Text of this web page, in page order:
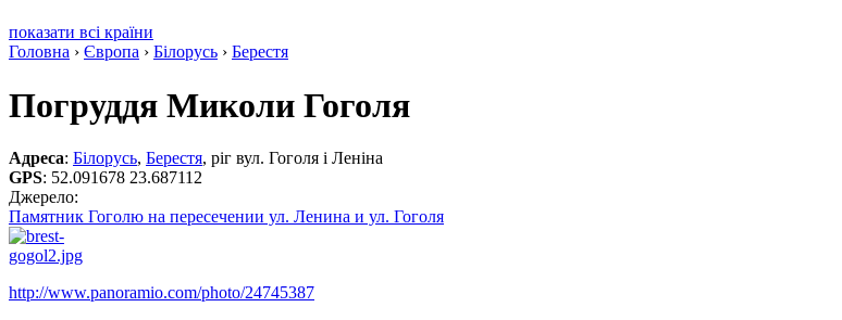
показати всі країни
Головна › Європа › Білорусь › Берестя
Погруддя Миколи Гоголя
Адреса: Білорусь, Берестя, ріг вул. Гоголя і Леніна
GPS: 52.091678 23.687112
Джерело:
Памятник Гоголю на пересечении ул. Ленина и ул. Гоголя
http://www.panoramio.com/photo/24745387